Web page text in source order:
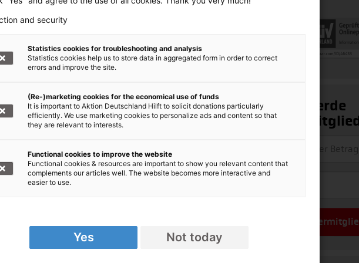
+++
der Hilfsorganisationen,
die betroffenen Menschen in Nahost.
Nothilfe Nahost
1020 30, BIC: BFSWDE33XXX
Ja, ich werde
Jetzt
and security
Statistics cookies for troubleshooting and analysis
Statistics cookies help us to store data in aggregated form in order to correct
errors and improve the site.
(Re-)marketing cookies for the economical use of funds
It is important to Aktion Deutschland Hilft to solicit donations particularly
efficiently. We use marketing cookies to personalize ads and content so that
they are relevant to interests.
Functional cookies to improve the website
Functional cookies & resources are important to show you relevant content that
complements our articles well. The website becomes more interactive and
easier to use.
Yes Not today